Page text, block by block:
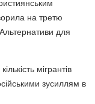
на третю
для
мігрантів
зусиллям в